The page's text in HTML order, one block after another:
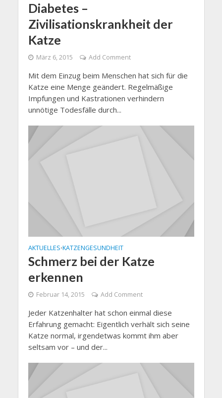
Diabetes –
Zivilisationskrankheit der
Katze
März 6, 2015 Add Comment
Mit dem Einzug beim Menschen hat sich für die
Katze eine Menge geändert. Regelmäßige
Impfungen und Kastrationen verhindern
unnötige Todesfälle durch...
AKTUELLES•KATZENGESUNDHEIT
Schmerz bei der Katze
erkennen
Februar 14, 2015 Add Comment
Jeder Katzenhalter hat schon einmal diese
Erfahrung gemacht: Eigentlich verhält sich seine
Katze normal, irgendetwas kommt ihm aber
seltsam vor – und der...